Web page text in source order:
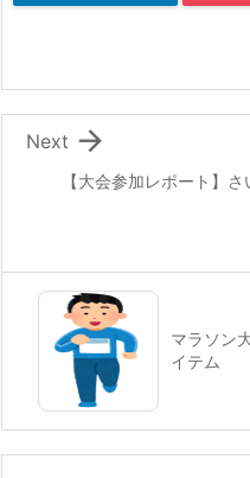
【大会参加レポート】

Next
マラソン
イテム